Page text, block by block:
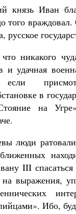
князь Иван
того
русское
никакого
и удачная
в
на
люди
III
выражения,
Ибо,